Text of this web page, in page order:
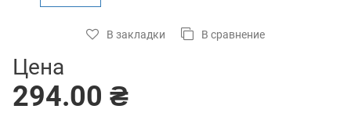
В закладки В сравнение
Цена
294.00 ₴